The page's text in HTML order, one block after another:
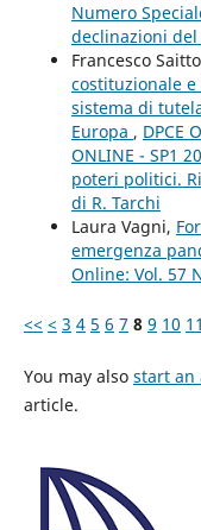
Numero
declinazioni
Francesco
costituzionale
sistema di
Europa , DPCE
ONLINE - SP1
poteri politici.
di R. Tarchi
Laura Vagni,
emergenza
Online: Vol. 57
<< < 3 4 5 6 7 8 9 10 11
You may also start an
article.